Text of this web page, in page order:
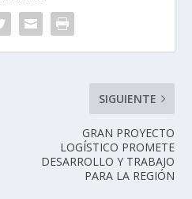
SIGUIENTE
GRAN PROYECTO
LOGÍSTICO PROMETE
DESARROLLO Y TRABAJO
PARA LA REGIÓN